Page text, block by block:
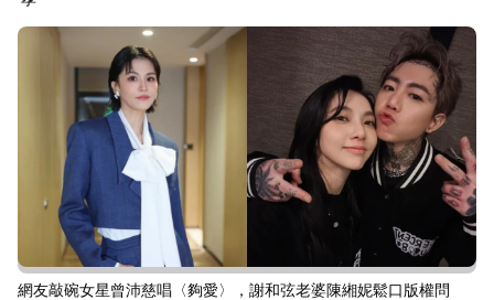
網友敲碗女星曾沛慈唱〈夠愛〉，謝和弦老婆陳緗妮鬆口版權問